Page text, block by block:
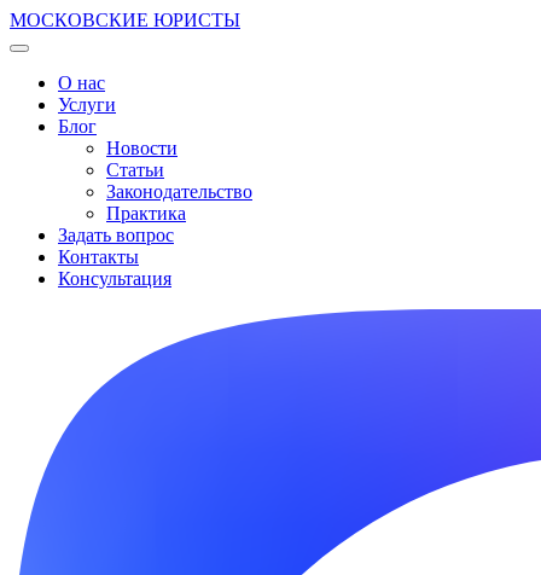
МОСКОВСКИЕ ЮРИСТЫ
О нас
Услуги
Блог
Новости
Статьи
Законодательство
Практика
Задать вопрос
Контакты
Консультация